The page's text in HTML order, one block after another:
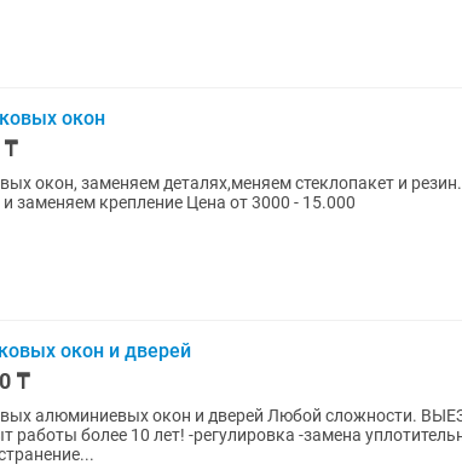
окон
₸
заменяем деталях,меняем стеклопакет и резин. Изготавлеваем
заменяем крепление Цена от 3000 - 15.000
окон и дверей
₸
окон и дверей Любой сложности. ВЫЕЗД специалиста
-замена уплотительной резины -замена
-устранение...